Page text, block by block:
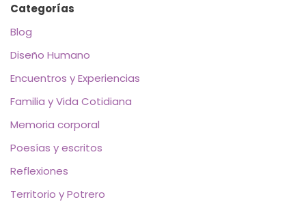
Categorías
Blog
Diseño Humano
Encuentros y Experiencias
Familia y Vida Cotidiana
Memoria corporal
Poesías y escritos
Reflexiones
Territorio y Potrero